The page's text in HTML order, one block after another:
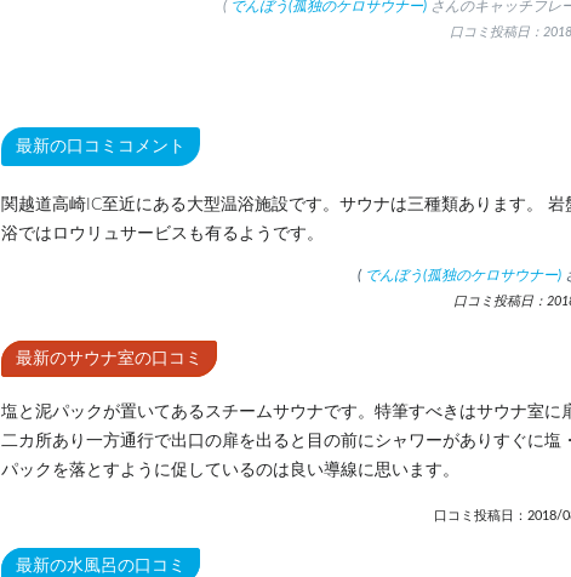
( でんぼう(孤独のケロサウナー) さんのキャッチフレ
口コミ投稿日：
最新の口コミコメント
関越道高崎IC至近にある大型温浴施設です。サウナは三種類あります。 岩
浴ではロウリュサービスも有るようです。
( でんぼう(孤独のケロサウナー)
口コミ投稿日：
最新のサウナ室の口コミ
塩と泥パックが置いてあるスチームサウナです。特筆すべきはサウナ室に
二カ所あり一方通行で出口の扉を出ると目の前にシャワーがありすぐに塩
パックを落とすように促しているのは良い導線に思います。
口コミ投稿日：2018/
最新の水風呂の口コミ